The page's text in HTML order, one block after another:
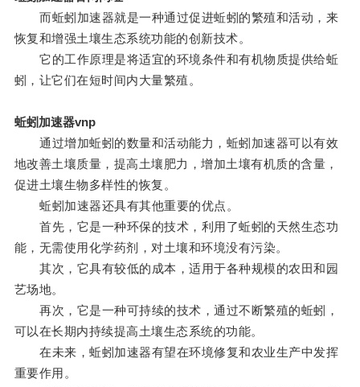
而蚯蚓加速器就是一种通过促进蚯蚓的繁殖和活动，来
恢复和增强土壤生态系统功能的创新技术。
它的工作原理是将适宜的环境条件和有机物质提供给蚯
蚓，让它们在短时间内大量繁殖。
蚯蚓加速器vnp
通过增加蚯蚓的数量和活动能力，蚯蚓加速器可以有效
地改善土壤质量，提高土壤肥力，增加土壤有机质的含量，
促进土壤生物多样性的恢复。
蚯蚓加速器还具有其他重要的优点。
首先，它是一种环保的技术，利用了蚯蚓的天然生态功
能，无需使用化学药剂，对土壤和环境没有污染。
其次，它具有较低的成本，适用于各种规模的农田和园
艺场地。
再次，它是一种可持续的技术，通过不断繁殖的蚯蚓，
可以在长期内持续提高土壤生态系统的功能。
在未来，蚯蚓加速器有望在环境修复和农业生产中发挥
重要作用。